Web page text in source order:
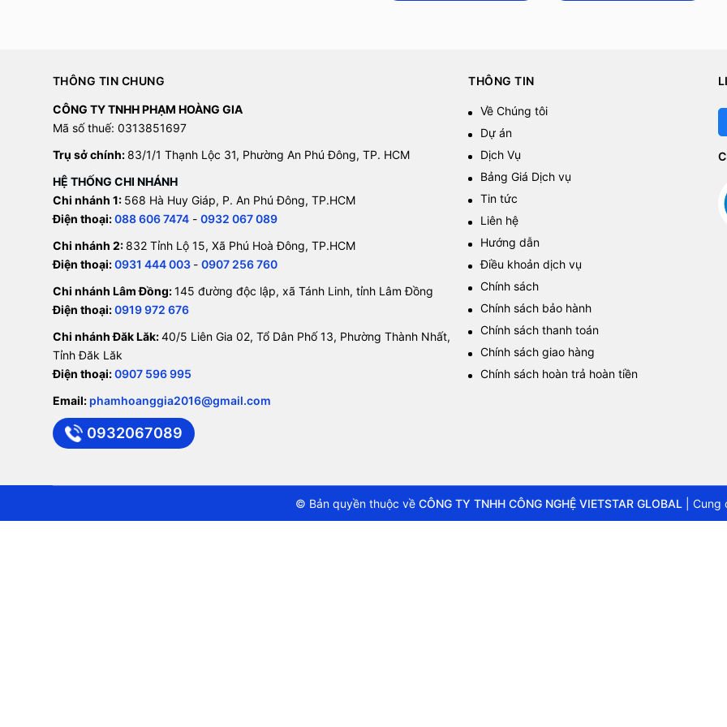
THÔNG TIN CHUNG
CÔNG TY TNHH PHẠM HOÀNG GIA
Mã số thuế: 0313851697
Trụ sở chính: 83/1/1 Thạnh Lộc 31, Phường An Phú Đông, TP. HCM
HỆ THỐNG CHI NHÁNH
Chi nhánh 1: 568 Hà Huy Giáp, P. An Phú Đông, TP.HCM
Điện thoại:088 606 7474- 0932 067 089
Chi nhánh 2: 832 Tỉnh Lộ 15, Xã Phú Hoà Đông, TP.HCM
Điện thoại:0931 444 003 - 0907 256 760
Chi nhánh Lâm Đồng:145 đường độc lập, xã Tánh Linh, tỉnh Lâm Đồng
Điện thoại:0919 972 676
Chi nhánh Đăk Lăk:40/5 Liên Gia 02, Tổ Dân Phố 13, Phường Thành Nhất,
Tỉnh Đăk Lăk
Điện thoại:0907 596 995
Email: phamhoanggia2016@gmail.com
0932067089
THÔNG TIN
Về Chúng tôi
Dự án
Dịch Vụ
Bảng Giá Dịch vụ
Tin tức
Liên hệ
Hướng dẫn
Điều khoản dịch vụ
Chính sách
Chính sách bảo hành
Chính sách thanh toán
Chính sách giao hàng
Chính sách hoàn trả hoàn tiền
© Bản quyền thuộc về CÔNG TY TNHH CÔNG NGHỆ VIETSTAR GLOBAL Cung